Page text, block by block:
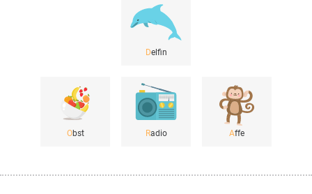
Delfin
Obst Radio Affe